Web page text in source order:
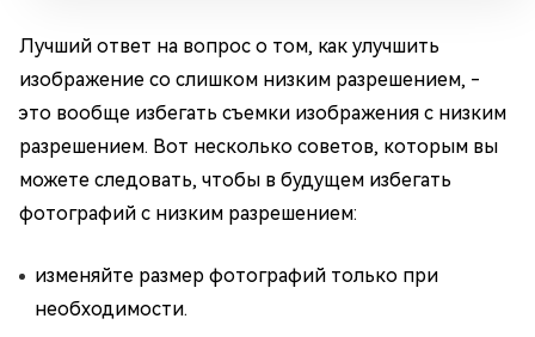
Лучший ответ на вопрос о том, как улучшить
изображение со слишком низким разрешением, -
это вообще избегать съемки изображения с низким
разрешением. Вот несколько советов, которым вы
можете следовать, чтобы в будущем избегать
фотографий с низким разрешением:
изменяйте размер фотографий только при
необходимости.